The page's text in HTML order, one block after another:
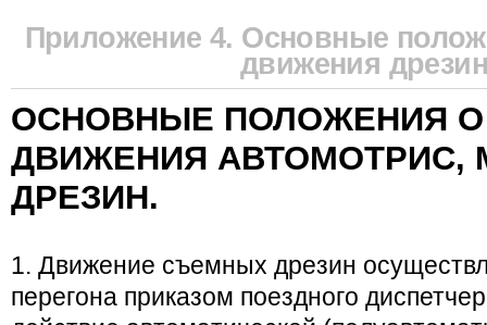
Приложение 4. Основные
движения дрезин
ОСНОВНЫЕ ПОЛОЖЕНИЯ О
ДВИЖЕНИЯ АВТОМОТРИС,
ДРЕЗИН.
1. Движение съемных дрезин
перегона приказом поездного